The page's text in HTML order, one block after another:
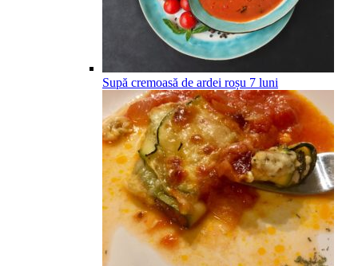
Supă cremoasă de ardei roșu 7 luni